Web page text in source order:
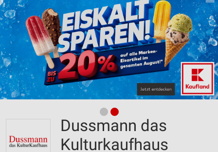
Dussmann das
Kulturkaufhaus